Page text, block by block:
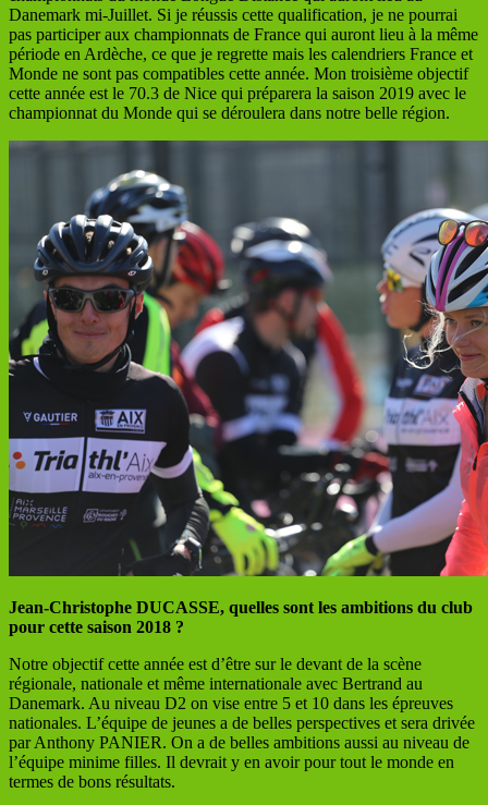
Danemark mi-Juillet. Si je réussis cette qualification, je ne pourrai
pas participer aux championnats de France qui auront lieu à la même
période en Ardèche, ce que je regrette mais les calendriers France et
Monde ne sont pas compatibles cette année. Mon troisième objectif
cette année est le 70.3 de Nice qui préparera la saison 2019 avec le
championnat du Monde qui se déroulera dans notre belle région.
Jean-Christophe DUCASSE, quelles sont les ambitions du club
pour cette saison 2018 ?
Notre objectif cette année est d’être sur le devant de la scène
régionale, nationale et même internationale avec Bertrand au
Danemark. Au niveau D2 on vise entre 5 et 10 dans les épreuves
nationales. L’équipe de jeunes a de belles perspectives et sera drivée
par Anthony PANIER. On a de belles ambitions aussi au niveau de
l’équipe minime filles. Il devrait y en avoir pour tout le monde en
termes de bons résultats.